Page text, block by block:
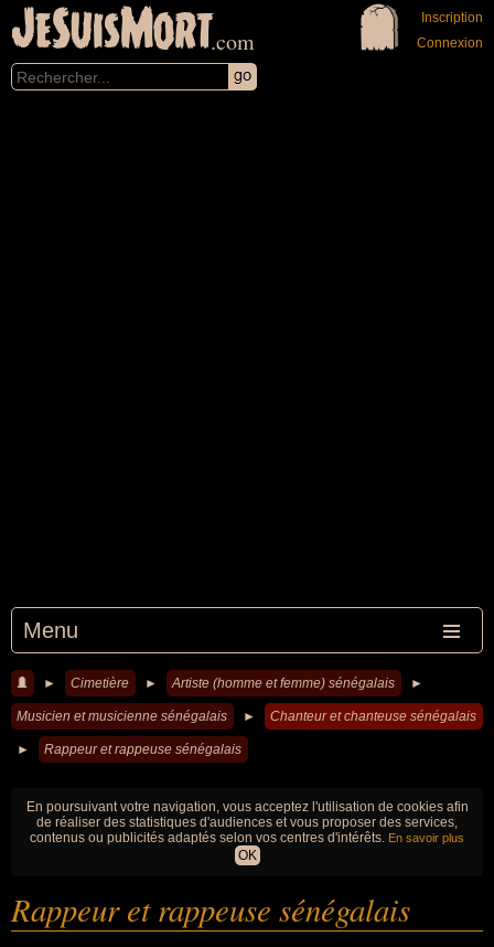
JeSuisMort.com
Menu
Inscription
Connexion
► Cimetière ► Artiste (homme et femme) sénégalais ►
Musicien et musicienne sénégalais ► Chanteur et chanteuse sénégalais
► Rappeur et rappeuse sénégalais
En poursuivant votre navigation, vous acceptez l'utilisation de cookies afin
de réaliser des statistiques d'audiences et vous proposer des services,
contenus ou publicités adaptés selon vos centres d'intérêts. En savoir plus
OK
Rappeur et rappeuse sénégalais